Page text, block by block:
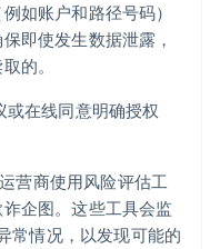
如账户和路径号码）
即使发生数据泄露，
的。
在线同意明确授权
营商使用风险评估工
企图。这些工具会监
常情况，以发现可能的